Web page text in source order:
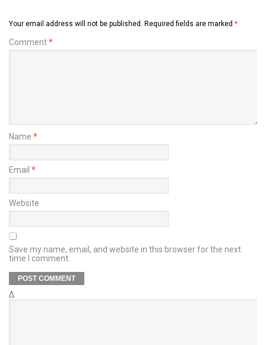
Your email address will not be published. Required fields are marked *
Comment*
Name *
Email *
Website
Save my name, email, and website in this browser for the next
time I comment.
Δ